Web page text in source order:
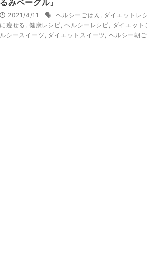
るみベーグル』
2021/4/11 ヘルシーごはん , ダイエットレ
に瘦せる , 健康レシピ,ヘルシーレシピ, ダイエット
ルシースイーツ , ダイエットスイーツ,ヘルシー朝